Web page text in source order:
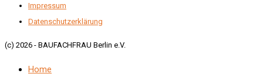
Impressum
Datenschutzerklärung
(c) 2026 - BAUFACHFRAU Berlin e.V.
Home